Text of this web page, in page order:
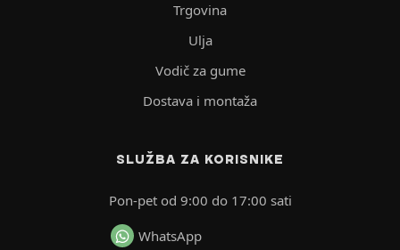
Trgovina
Ulja
Vodič za gume
Dostava i montaža
SLUŽBA ZA KORISNIKE
Pon-pet od 9:00 do 17:00 sati
WhatsApp